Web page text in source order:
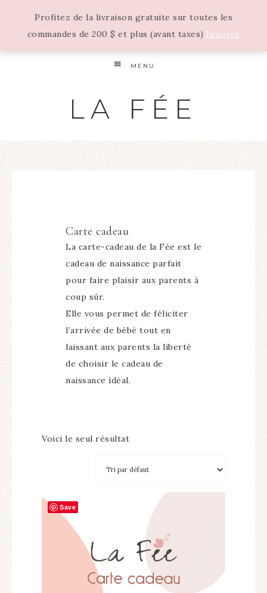
Profitez de la livraison gratuite sur toutes les
commandes de 200 $ et plus (avant taxes) Ignorer
MENU
LA FÉE
Carte cadeau
La carte-cadeau de la Fée est le
cadeau de naissance parfait
pour faire plaisir aux parents à
coup sûr.
Elle vous permet de féliciter
l’arrivée de bébé tout en
laissant aux parents la liberté
de choisir le cadeau de
naissance idéal.
Voici le seul résultat
Save